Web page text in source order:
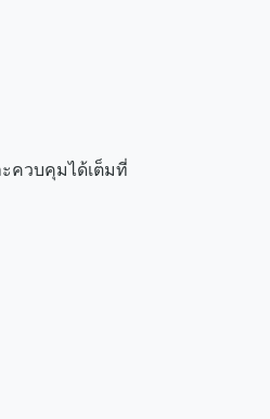
ควบคุมได้เต็มที่